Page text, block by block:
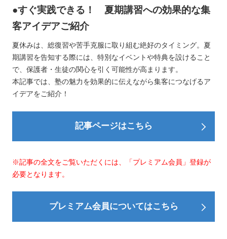
●すぐ実践できる！ 夏期講習への効果的な集
客アイデアご紹介
夏休みは、総復習や苦手克服に取り組む絶好のタイミング。夏
期講習を告知する際には、特別なイベントや特典を設けること
で、保護者・生徒の関心を引く可能性が高まります。
本記事では、塾の魅力を効果的に伝えながら集客につなげるア
イデアをご紹介！
記事ページはこちら
※記事の全文をご覧いただくには、「プレミアム会員」登録が
必要となります。
プレミアム会員についてはこちら